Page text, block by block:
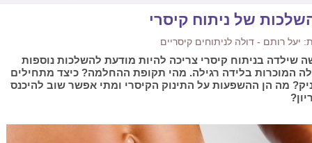
של ניתוח קיסרי
יעל רותם - דולה לניתוחים קיסריים
שילדה בניתוח קיסרי צריכה להיות מודעת להשלכות נוספות
המוכרות בלידה רגילה. מהי תקופת ההחלמה? כיצד מתחילים
מה הן ההשפעות על התינוק הקיסרי ומתי אפשר שוב להיכנס